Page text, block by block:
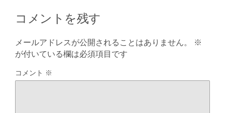
コメントを残す
メールアドレスが公開されることはありません。
※
が付いている欄は必須項目です
コメント ※